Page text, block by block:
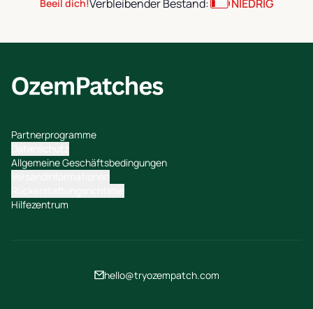
Beeil dich!Verbleibender Bestand: NIEDRIG
Partnerprogramme
Allgemeine Geschäftsbedingungen
Hilfezentrum
hello@tryozempatch.com